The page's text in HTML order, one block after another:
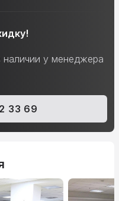
у менеджера
33 69